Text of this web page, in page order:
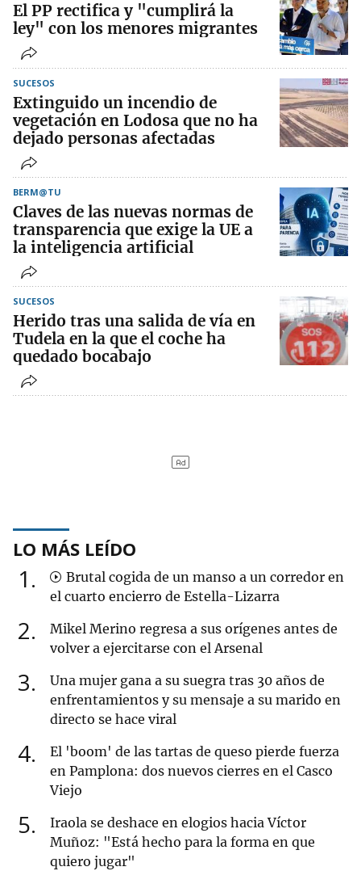
El PP rectifica y "cumplirá la
ley" con los menores migrantes
SUCESOS
Extinguido un incendio de
vegetación en Lodosa que no ha
dejado personas afectadas
BERM@TU
Claves de las nuevas normas de
transparencia que exige la UE a
la inteligencia artificial
SUCESOS
Herido tras una salida de vía en
Tudela en la que el coche ha
quedado bocabajo
LO MÁS LEÍDO
1
Brutal cogida de un manso a un corredor en
el cuarto encierro de Estella-Lizarra
2
Mikel Merino regresa a sus orígenes antes de
volver a ejercitarse con el Arsenal
3
Una mujer gana a su suegra tras 30 años de
enfrentamientos y su mensaje a su marido en
directo se hace viral
4
El 'boom' de las tartas de queso pierde fuerza
en Pamplona: dos nuevos cierres en el Casco
Viejo
5
Iraola se deshace en elogios hacia Víctor
Muñoz: "Está hecho para la forma en que
quiero jugar"